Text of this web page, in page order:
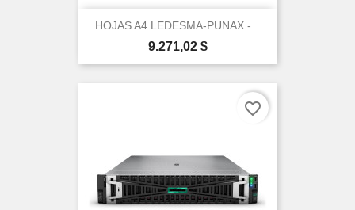
HOJAS A4 LEDESMA-PUNAX -...
Precio
9.271,02 $
favorite_border